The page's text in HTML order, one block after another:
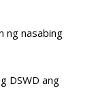
ng nasabing
DSWD ang